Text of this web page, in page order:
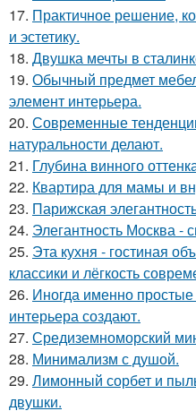
17. Практичное решение,
и эстетику.
18. Двушка мечты в
19. Обычный предмет
элемент интерьера.
20. Современные
натуральности делают.
21. Глубина винного
22. Квартира для мамы и
23. Парижская
24. Элегантность Москва -
25. Эта кухня - гостиная
классики и лёгкость
26. Иногда именно простые
интерьера создают.
27. Средиземноморский
28. Минимализм с душой.
29. Лимонный сорбет и
двушки.